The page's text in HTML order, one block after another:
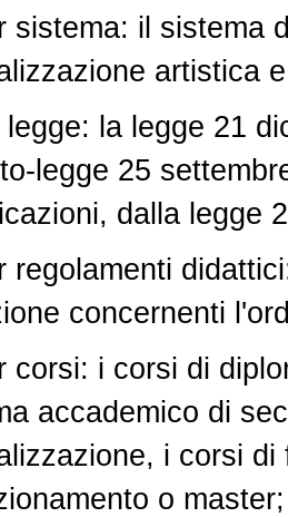
sistema: il sistema
artistica
la legge 21
legge 25
dalla legge
regolamenti
concernenti
corsi: i corsi di
accademico di
i corsi
o master;